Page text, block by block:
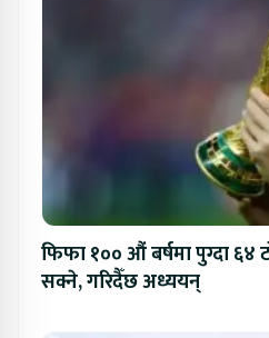
फिफा १०० औं बर्षमा पुग्दा ६४
सक्ने, गरिदैँछ अध्ययन्